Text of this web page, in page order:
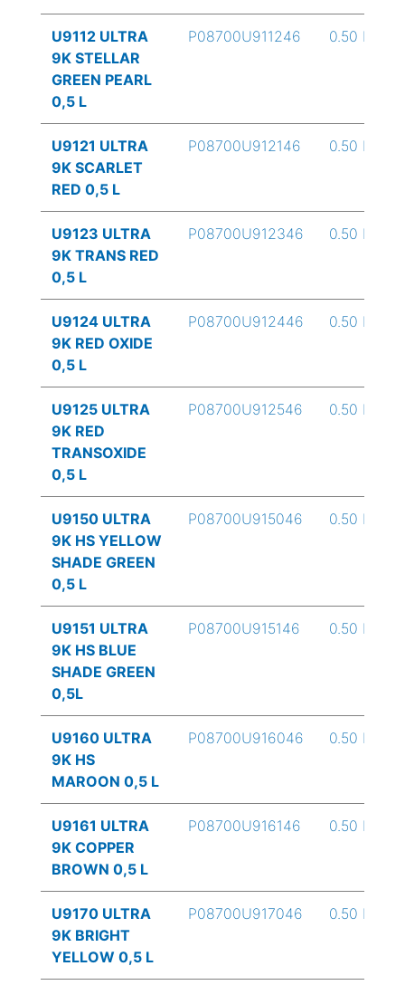
U9112 ULTRA
9K STELLAR
GREEN PEARL
0,5 L
P08700U911246 0.50 L
U9121 ULTRA
9K SCARLET
RED 0,5 L
P08700U912146 0.50 L
U9123 ULTRA
9K TRANS RED
0,5 L
P08700U912346 0.50 L
U9124 ULTRA
9K RED OXIDE
0,5 L
P08700U912446 0.50 L
U9125 ULTRA
9K RED
TRANSOXIDE
0,5 L
P08700U912546 0.50 L
U9150 ULTRA
9K HS YELLOW
SHADE GREEN
0,5 L
P08700U915046 0.50 L
U9151 ULTRA
9K HS BLUE
SHADE GREEN
0,5L
P08700U915146 0.50 L
U9160 ULTRA
9K HS
MAROON 0,5 L
P08700U916046 0.50 L
U9161 ULTRA
9K COPPER
BROWN 0,5 L
P08700U916146 0.50 L
U9170 ULTRA
9K BRIGHT
YELLOW 0,5 L
P08700U917046 0.50 L